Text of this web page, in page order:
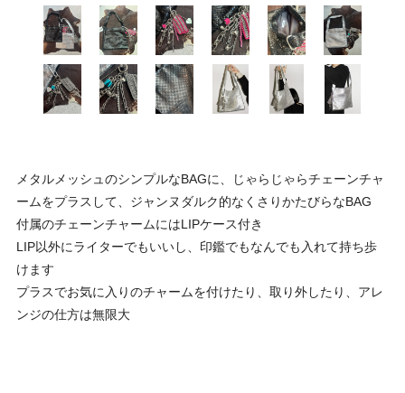
メタルメッシュのシンプルなBAGに、じゃらじゃらチェーンチャ
ームをプラスして、ジャンヌダルク的なくさりかたびらなBAG
付属のチェーンチャームにはLIPケース付き
LIP以外にライターでもいいし、印鑑でもなんでも入れて持ち歩
けます
プラスでお気に入りのチャームを付けたり、取り外したり、アレ
ンジの仕方は無限大